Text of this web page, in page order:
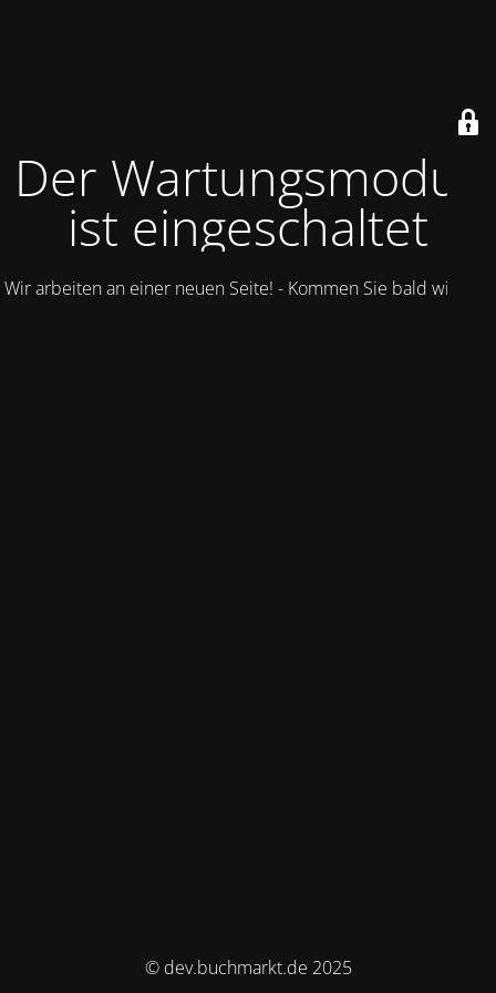
Der Wartungsmodus
ist eingeschaltet
Wir arbeiten an einer neuen Seite! - Kommen Sie bald wieder.
© dev.buchmarkt.de 2025